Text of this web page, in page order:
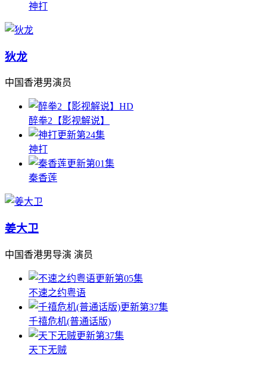
神打
狄龙
中国香港男演员
HD
醉拳2【影视解说】
更新第24集
神打
更新第01集
秦香莲
姜大卫
中国香港男导演 演员
更新第05集
不速之约粤语
更新第37集
千禧危机(普通话版)
更新第37集
天下无贼